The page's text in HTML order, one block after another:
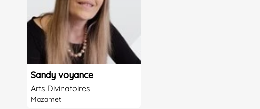
Sandy voyance
Arts Divinatoires
Mazamet